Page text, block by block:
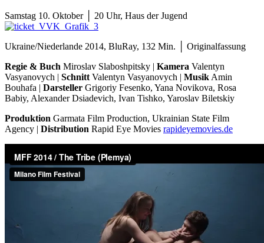
Samstag 10. Oktober │ 20 Uhr, Haus der Jugend
Ukraine/Niederlande 2014, BluRay, 132 Min. │ Originalfassung
Regie & Buch Miroslav Slaboshpitsky | Kamera Valentyn
Vasyanovych | Schnitt Valentyn Vasyanovych | Musik Amin
Bouhafa | Darsteller Grigoriy Fesenko, Yana Novikova, Rosa
Babiy, Alexander Dsiadevich, Ivan Tishko, Yaroslav Biletskiy
Produktion Garmata Film Production, Ukrainian State Film
Agency | Distribution Rapid Eye Movies rapideyemovies.de